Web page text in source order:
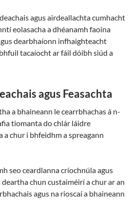
agus airdeallachta cumhacht
eolasacha a dhéanamh faoina
dearbhaíonn infhaighteacht
tacaíocht ar fáil dóibh siúd a
agus Feasachta
a bhaineann le cearrbhachas á n-
tiomanta do chlár láidre
a chur i bhfeidhm a spreagann
seo ceardlanna críochnúla agus
chun custaiméirí a chur ar an
agus na rioscaí a bhaineann